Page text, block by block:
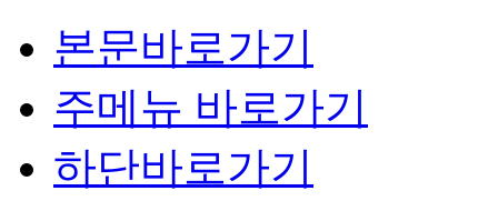
본문바로가기
주메뉴 바로가기
하단바로가기